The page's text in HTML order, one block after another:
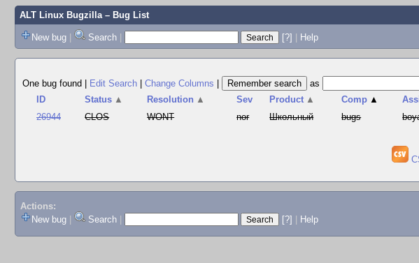
ALT Linux Bugzilla– Bug List
New bug | Search | [?] | Help
One bug found
Edit Search Change Columns
as
ID
Status ▲ Resolution ▲ Sev Product ▲ Comp ▲
26944
CLOS WONT nor Школьный bugs
Actions:
New bug
Search [?] Help